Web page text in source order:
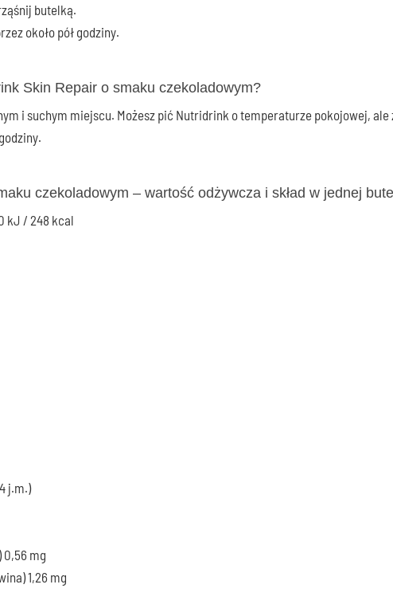
butelką.
około pół godziny.
Skin Repair o smaku czekoladowym?
i suchym miejscu. Możesz pić Nutridrink o temperaturze pokojowej,
czekoladowym – wartość odżywcza i skład w jednej
kJ / 248 kcal
j.m.)
0,56 mg
1,26 mg